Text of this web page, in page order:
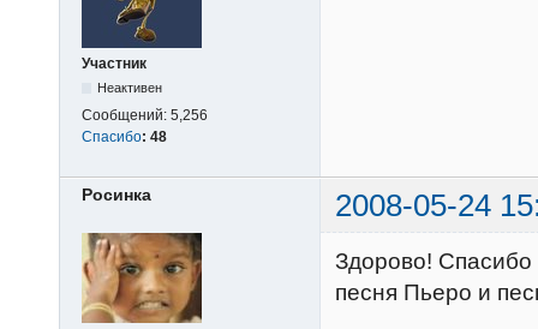
Участник
Неактивен
Сообщений: 5,256
Спасибо: 48
Росинка 2008-05-24
Здорово! Спасибо
песня Пьеро и